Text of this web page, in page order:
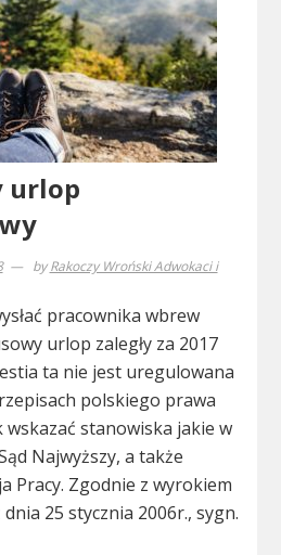
urlop
byRakoczy Wroński Adwokaci i
pracownika wbrew
urlop zaległy za 2017
ta nie jest uregulowana
polskiego prawa
wskazać stanowiska jakie w
Najwyższy, a także
Pracy. Zgodnie z wyrokiem
25 stycznia 2006r., sygn.